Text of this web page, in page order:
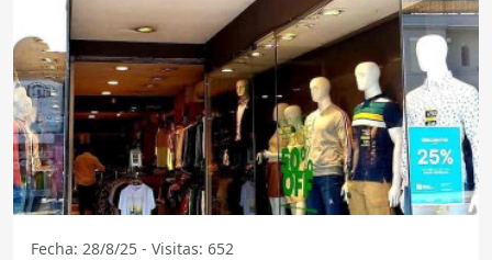
Fecha: 28/8/25 - Visitas: 652